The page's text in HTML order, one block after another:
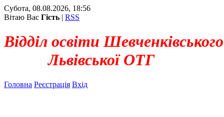
Субота, 08.08.2026, 18:56
Вітаю Вас Гість | RSS
Відділ освіти
Львівської ОТГ
Головна Реєстрація Вхід